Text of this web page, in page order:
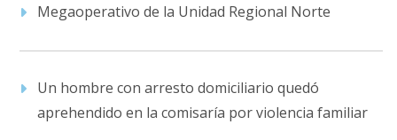
Megaoperativo de la Unidad Regional Norte
Un hombre con arresto domiciliario quedó
aprehendido en la comisaría por violencia familiar